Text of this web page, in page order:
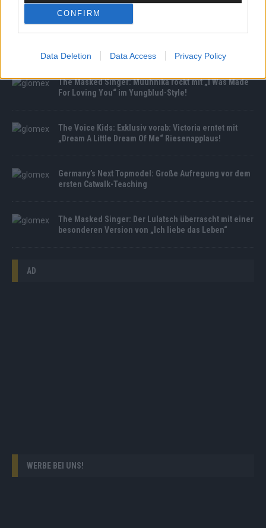
CONFIRM
Data Deletion Data Access Privacy Policy
Germany’s Next Topmodel: Jermaine vs. Maximilian:
The Masked Singer: Muuhnika rockt mit „I Was Made
For Loving You“ im Yungblud-Style!
The Voice Kids: Exklusiv vorab: Victoria erntet mit
„Dream A Little Dream Of Me“ Riesenapplaus!
Germany’s Next Topmodel: Große Aufregung vor dem
ersten Catwalk-Teaching
The Masked Singer: Der Lulatsch überrascht mit einer
besonderen Version von „Ich liebe das Leben“
AD
WERBE BEI UNS!